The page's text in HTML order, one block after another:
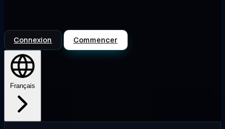
Connexion Commencer
Français